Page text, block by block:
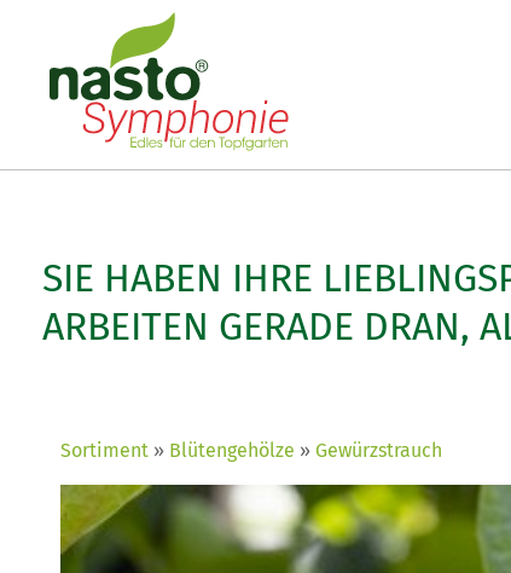
SIE HABEN IHRE
ARBEITEN GERADE DRAN,
Sortiment Blütengehölze Gewürzstrauch